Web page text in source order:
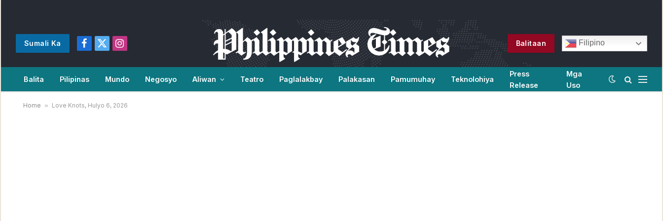
Sumali Ka Facebook
X
Instagram Balitaan Filipino
Balita Pilipinas Mundo Negosyo Aliwan Teatro Paglalakbay Palakasan Pamumuhay Teknolohiya
Press
Release
Mga
Uso
Home » Love Knots, Hulyo 6, 2026